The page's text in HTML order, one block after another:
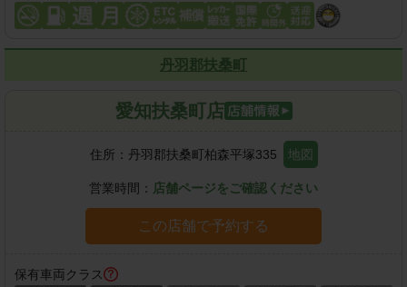
丹羽郡扶桑町
愛知扶桑町店
住所： 丹羽郡扶桑町柏森平塚335 地図
営業時間： 店舗ページをご確認ください
この店舗で予約する
保有車両クラス